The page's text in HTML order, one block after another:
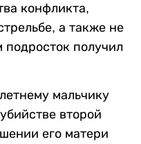
конфликта,
а также не
получил
мальчику
второй
его матери